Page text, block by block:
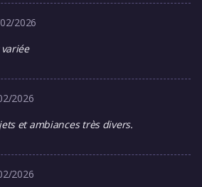
2026
2026
et ambiances très divers.
2026